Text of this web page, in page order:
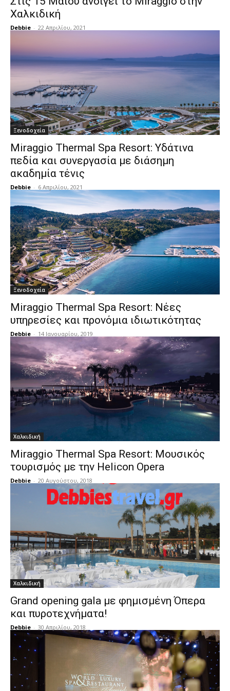
Χαλκιδική
Debbie - 22 Απριλίου, 2021
Ξενοδοχεία
Miraggio Thermal Spa Resort: Υδάτινα
πεδία και συνεργασία με διάσημη
ακαδημία τένις
Debbie - 6 Απριλίου, 2021
Ξενοδοχεία
Miraggio Thermal Spa Resort: Νέες
υπηρεσίες και προνόμια ιδιωτικότητας
Debbie - 14 Ιανουαρίου, 2019
Χαλκιδική
Miraggio Thermal Spa Resort: Μουσικός
τουρισμός με την Helicon Opera
Debbie - 20 Αυγούστου, 2018
Χαλκιδική
Grand opening gala με φημισμένη Όπερα
και πυροτεχνήματα!
Debbie - 30 Απριλίου, 2018